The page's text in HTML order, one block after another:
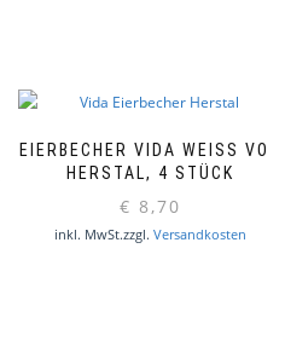
EIERBECHER VIDA WEISS VON H
ERSTAL, 4 STÜCK
€ 8,70
inkl. MwSt.zzgl. Versandkosten